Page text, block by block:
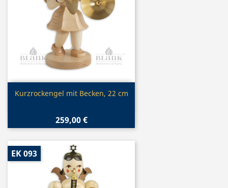
Vorschau
Kurzrockengel mit Becken, 22 cm
259,00 €
EK 093